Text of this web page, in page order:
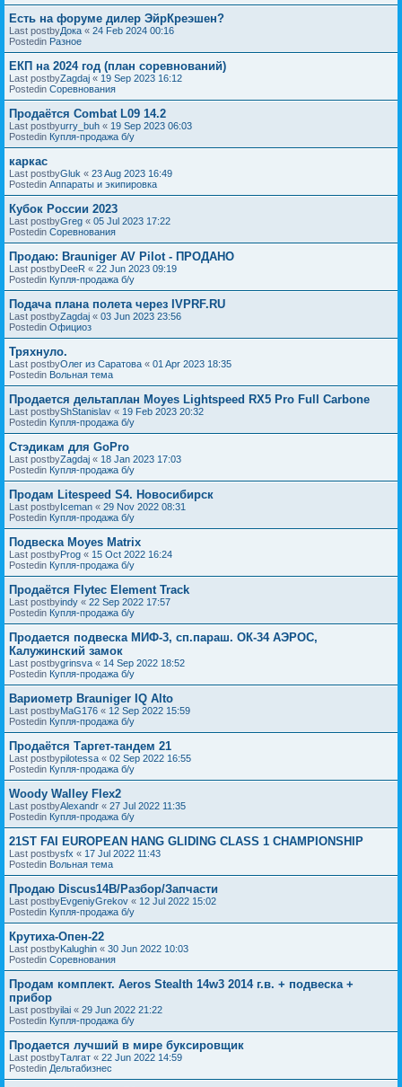
Есть на форуме дилер ЭйрКреэшен?
Last postbyДока « 24 Feb 2024 00:16
Postedin Разное
ЕКП на 2024 год (план соревнований)
Last postbyZagdaj « 19 Sep 2023 16:12
Postedin Соревнования
Продаётся Combat L09 14.2
Last postbyurry_buh « 19 Sep 2023 06:03
Postedin Купля-продажа б/у
каркас
Last postbyGluk « 23 Aug 2023 16:49
Postedin Аппараты и экипировка
Кубок России 2023
Last postbyGreg « 05 Jul 2023 17:22
Postedin Соревнования
Продаю: Brauniger AV Pilot - ПРОДАНО
Last postbyDeeR « 22 Jun 2023 09:19
Postedin Купля-продажа б/у
Подача плана полета через IVPRF.RU
Last postbyZagdaj « 03 Jun 2023 23:56
Postedin Официоз
Тряхнуло.
Last postbyОлег из Саратова « 01 Apr 2023 18:35
Postedin Вольная тема
Продается дельтаплан Moyes Lightspeed RX5 Pro Full Carbone
Last postbyShStanislav « 19 Feb 2023 20:32
Postedin Купля-продажа б/у
Стэдикам для GoPro
Last postbyZagdaj « 18 Jan 2023 17:03
Postedin Купля-продажа б/у
Продам Litespeed S4. Новосибирск
Last postbyIceman « 29 Nov 2022 08:31
Postedin Купля-продажа б/у
Подвеска Moyes Matrix
Last postbyProg « 15 Oct 2022 16:24
Postedin Купля-продажа б/у
Продаётся Flytec Element Track
Last postbyindy « 22 Sep 2022 17:57
Postedin Купля-продажа б/у
Продается подвеска МИФ-3, сп.параш. ОК-34 АЭРОС,
Калужинский замок
Last postbygrinsva « 14 Sep 2022 18:52
Postedin Купля-продажа б/у
Вариометр Brauniger IQ Alto
Last postbyMaG176 « 12 Sep 2022 15:59
Postedin Купля-продажа б/у
Продаётся Таргет-тандем 21
Last postbypilotessa « 02 Sep 2022 16:55
Postedin Купля-продажа б/у
Woody Walley Flex2
Last postbyAlexandr « 27 Jul 2022 11:35
Postedin Купля-продажа б/у
21ST FAI EUROPEAN HANG GLIDING CLASS 1 CHAMPIONSHIP
Last postbysfx « 17 Jul 2022 11:43
Postedin Вольная тема
Продаю Discus14B/Разбор/Запчасти
Last postbyEvgeniyGrekov « 12 Jul 2022 15:02
Postedin Купля-продажа б/у
Крутиха-Опен-22
Last postbyKalughin « 30 Jun 2022 10:03
Postedin Соревнования
Продам комплект. Aeros Stealth 14w3 2014 г.в. + подвеска +
прибор
Last postbyilai « 29 Jun 2022 21:22
Postedin Купля-продажа б/у
Продается лучший в мире буксировщик
Last postbyТалгат « 22 Jun 2022 14:59
Postedin Дельтабизнес